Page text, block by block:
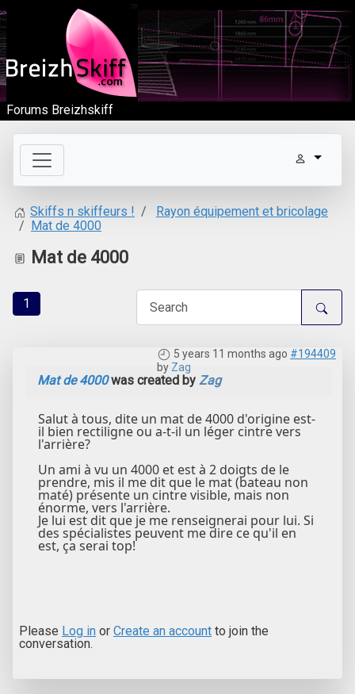
Forums Breizhskiff
Skiffs n skiffeurs !
Rayon équipement et bricolage
Mat de 4000
Mat de 4000
1
5 years 11 months ago #194409
by Zag
Mat de 4000was created by Zag
Salut à tous, dite un mat de 4000 d'origine est-
il bien rectiligne ou a-t-il un léger cintre vers
l'arrière?
Un ami à vu un 4000 et est à 2 doigts de le
prendre, mis il me dit que le mat (bateau non
maté) présente un cintre visible, mais non
énorme, vers l'arrière.
Je lui est dit que je me renseignerai pour lui. Si
des spécialistes peuvent me dire ce qu'il en
est, ça serai top!
Please Log in or Create an account to join the
conversation.